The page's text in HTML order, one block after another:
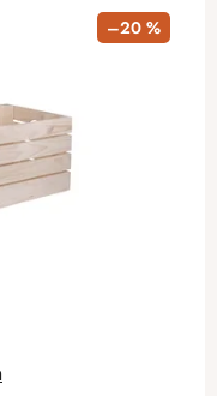
–20 %